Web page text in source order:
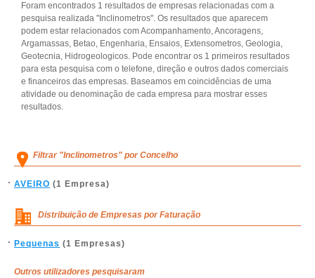
Foram encontrados 1 resultados de empresas relacionadas com a
pesquisa realizada "Inclinometros". Os resultados que aparecem
podem estar relacionados com Acompanhamento, Ancoragens,
Argamassas, Betao, Engenharia, Ensaios, Extensometros, Geologia,
Geotecnia, Hidrogeologicos. Pode encontrar os 1 primeiros resultados
para esta pesquisa com o telefone, direção e outros dados comerciais
e financeiros das empresas. Baseamos em coincidências de uma
atividade ou denominação de cada empresa para mostrar esses
resultados.
Filtrar "Inclinometros" por Concelho
AVEIRO (1 Empresa)
Distribuição de Empresas por Faturação
Pequenas (1 Empresas)
Outros utilizadores pesquisaram